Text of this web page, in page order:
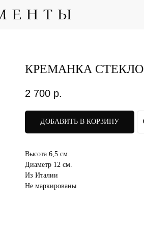
КРЕМАНКА СТЕКЛО
2 700 р.
ДОБАВИТЬ В КОРЗИНУ
Высота 6,5 см.
Диаметр 12 см.
Из Италии
Не маркированы